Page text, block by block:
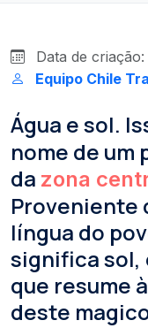
Data de
Equipo Chile
Água e sol.
nome de um
da zona
Proveniente
língua do
significa sol,
que resume
deste